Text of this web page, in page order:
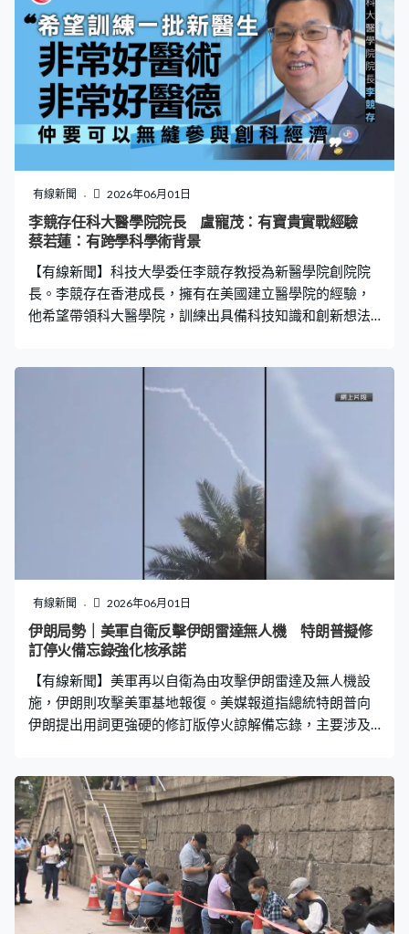
利，但舉例在新冠疫情等特殊情況不能聚集開會，法庭應
有權作出補救。 法官林展程質疑法庭有否權力延長開會期
限，合安再解釋《建築物管理條例》雖未有明文規定法庭
有權延長期限，但根據《土地審裁處條例》，法庭具有
「隱含權力」作出延長，過往有案例法團未能按時開會，
獲法庭批准延長開會時限。林展程指出該案例中法庭要求
法團在新限期前履行責任，但宏福苑召開業主大會期限未
到，連開會時間也未能提供，就要求法庭放寬，會否有些
「夾硬來」。 合安一方指出居民在火災後四散，有383戶
完全沒有任何聯絡資料，已嘗試聯絡至少8個場地，但均無
法容納預期的1,000人，而部分業主在火災離世，遺囑執行
合安可以透過一戶一社工聯絡居民，合
有線新聞 2026年06月01日
李競存任科大醫學院院長 盧寵茂：有寶貴實戰經驗
蔡若蓮：有跨學科學術背景
【有線新聞】科技大學委任李競存教授為新醫學院創院院
長。李競存在香港成長，擁有在美國建立醫學院的經驗，
他希望帶領科大醫學院，訓練出具備科技知識和創新想法
放射學系兼任教授。 科大醫學院創院院長李競存：「我現
在有機會回來，我土生土長的香港，還有機會貢獻、回饋
社會，是讓我非常感恩的一件事。我以前在香港讀英皇書
院，我有很多同學都是做醫生，亦都與我經常對話，我對
香港的醫療制度，並不是完全沒有認識，當然認識的深
度，不夠在這裡工作的人多，但是我們會有團隊，我們會
用其他人的專業知識，來幫我去做這件事。」 他稱新醫學
院的目標，要為本港醫療制度帶來革命性改革，應對人口
老化的挑戰。科大醫學院創院院長李競存：「我們希望訓
練一批新的醫生，不只有非常好的醫術，非常好的醫德，
他們還要有科技的知識和創新的想法，當他們出來做醫生
的時候，他們不只做好的醫生，還要可以無縫地參與創科
百名候選人。校長葉玉如形容李競存是少數真
有線新聞 2026年06月01日
伊朗局勢｜美軍自衛反擊伊朗雷達無人機 特朗普擬修
訂停火備忘錄強化核承諾
【有線新聞】美軍再以自衛為由攻擊伊朗雷達及無人機設
施，伊朗則攻擊美軍基地報復。美媒報道指總統特朗普向
伊朗提出用詞更強硬的修訂版停火諒解備忘錄，主要涉及
機。美軍中央司部指上周六及周日向伊朗的格什姆島及戈
爾魯克的無人機及雷達指揮控制站進行自衛攻擊，又炸毀
兩架無人機，回應伊朗日前擊落美軍一架MQ-9死神無人
機。 美國和伊朗同時繼續談判停火，雙方尚未敲定60天停
火諒解備忘錄細節。美媒引述美國官員指總統特朗普上周
五在白宮戰情室和國家安全顧問開會後要求作出修訂，涉
及重開霍爾木茲海峽及移取伊朗濃縮鈾庫存的條款，華府